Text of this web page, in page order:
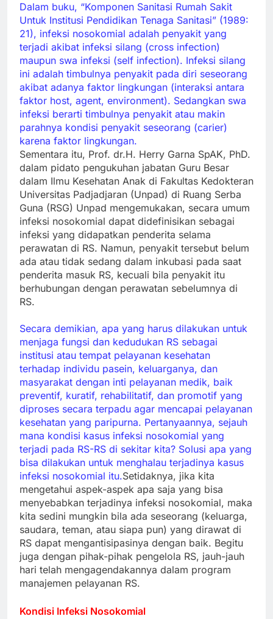
Dalam buku, “Komponen Sanitasi Rumah Sakit
Untuk Institusi Pendidikan Tenaga Sanitasi” (1989:
21), infeksi nosokomial adalah penyakit yang
terjadi akibat infeksi silang (cross infection)
maupun swa infeksi (self infection). Infeksi silang
ini adalah timbulnya penyakit pada diri seseorang
akibat adanya faktor lingkungan (interaksi antara
faktor host, agent, environment). Sedangkan swa
infeksi berarti timbulnya penyakit atau makin
parahnya kondisi penyakit seseorang (carier)
karena faktor lingkungan.
Sementara itu, Prof. dr.H. Herry Garna SpAK, PhD.
dalam pidato pengukuhan jabatan Guru Besar
dalam Ilmu Kesehatan Anak di Fakultas Kedokteran
Universitas Padjadjaran (Unpad) di Ruang Serba
Guna (RSG) Unpad mengemukakan, secara umum
infeksi nosokomial dapat didefinisikan sebagai
infeksi yang didapatkan penderita selama
perawatan di RS. Namun, penyakit tersebut belum
ada atau tidak sedang dalam inkubasi pada saat
penderita masuk RS, kecuali bila penyakit itu
berhubungan dengan perawatan sebelumnya di
RS.
Secara demikian, apa yang harus dilakukan untuk
menjaga fungsi dan kedudukan RS sebagai
institusi atau tempat pelayanan kesehatan
terhadap individu pasein, keluarganya, dan
masyarakat dengan inti pelayanan medik, baik
preventif, kuratif, rehabilitatif, dan promotif yang
diproses secara terpadu agar mencapai pelayanan
kesehatan yang paripurna. Pertanyaannya, sejauh
mana kondisi kasus infeksi nosokomial yang
terjadi pada RS-RS di sekitar kita? Solusi apa yang
bisa dilakukan untuk menghalau terjadinya kasus
infeksi nosokomial itu.Setidaknya, jika kita
mengetahui aspek-aspek apa saja yang bisa
menyebabkan terjadinya infeksi nosokomial, maka
kita sedini mungkin bila ada seseorang (keluarga,
saudara, teman, atau siapa pun) yang dirawat di
RS dapat mengantisipasinya dengan baik. Begitu
juga dengan pihak-pihak pengelola RS, jauh-jauh
hari telah mengagendakannya dalam program
manajemen pelayanan RS.
Kondisi Infeksi Nosokomial